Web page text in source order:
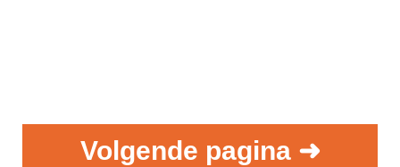
Volgende pagina ➜